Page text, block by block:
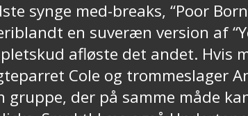
synge med-breaks, “Poor
en suveræn version af
afløste det andet.
Cole og trommeslager
gruppe, der på samme måde